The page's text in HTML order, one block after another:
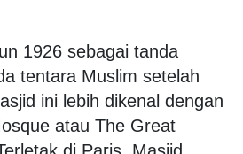
1926 sebagai tanda
tentara Muslim setelah
ini lebih dikenal dengan
atau The Great